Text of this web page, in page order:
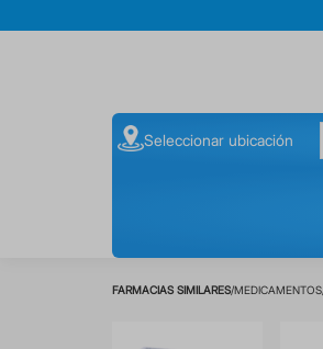
Seleccionar ubicación
MEDICAMENTOS